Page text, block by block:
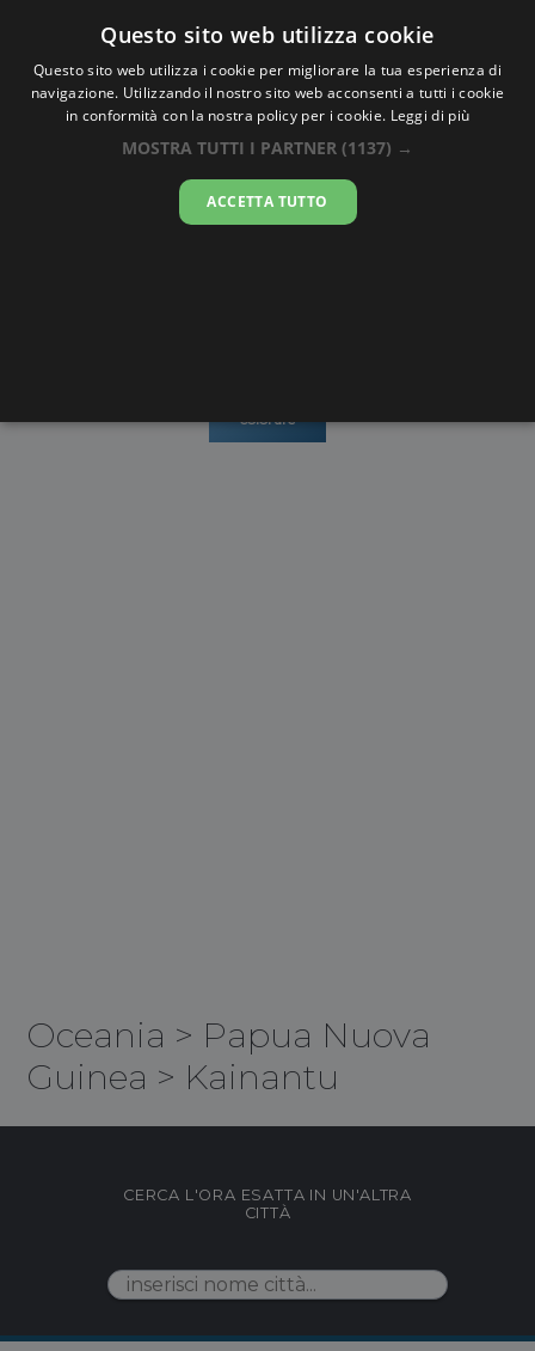
Oraesatta.co
Ora EsattaKainantu
21:17:41
colorare
Oceania > Papua Nuova
Guinea > Kainantu
CERCA L'ORA ESATTA IN UN'ALTRA
CITTÀ
Questo sito web utilizza cookie
Questo sito web utilizza i cookie per migliorare la tua esperienza di
navigazione. Utilizzando il nostro sito web acconsenti a tutti i cookie
in conformità con la nostra policy per i cookie. Leggi di più
MOSTRA TUTTI I PARTNER (1137) →
ACCETTA TUTTO